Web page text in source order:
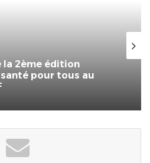
santé pour tous au
–